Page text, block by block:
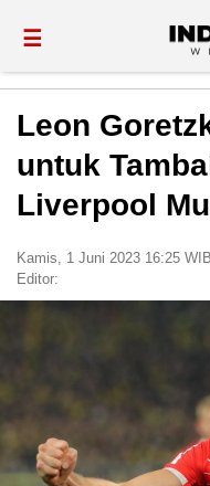
☰
Leon
untuk
Liverpool
Kamis, 1 Juni 2023 16:25 WIB
Editor: